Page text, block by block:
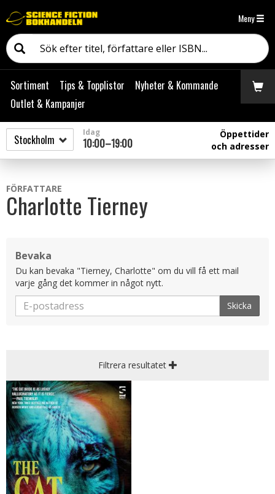
Meny
Sortiment Tips & Topplistor
Nyheter & Kommande
Outlet & Kampanjer
Idag
10:00–19:00
Öppettider
och adresser
FÖRFATTARE
Charlotte Tierney
Bevaka
Du kan bevaka "Tierney, Charlotte" om du vill få ett mail
varje gång det kommer in något nytt.
Skicka
Filtrera resultatet